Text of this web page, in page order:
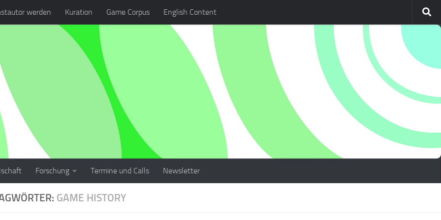
werden Kuration Game Corpus English Content
Forschung Termine und Calls Newsletter
GAME HISTORY